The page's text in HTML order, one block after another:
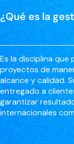
¿Qué es la
Es la disciplina
proyectos de
alcance y calidad.
entregado a
garantizar
internacionales